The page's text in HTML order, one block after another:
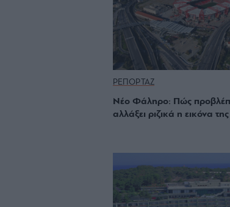
ΡΕΠΟΡΤΑΖ
Νέο Φάληρο: Πώς
αλλάξει ριζικά η εικόνα